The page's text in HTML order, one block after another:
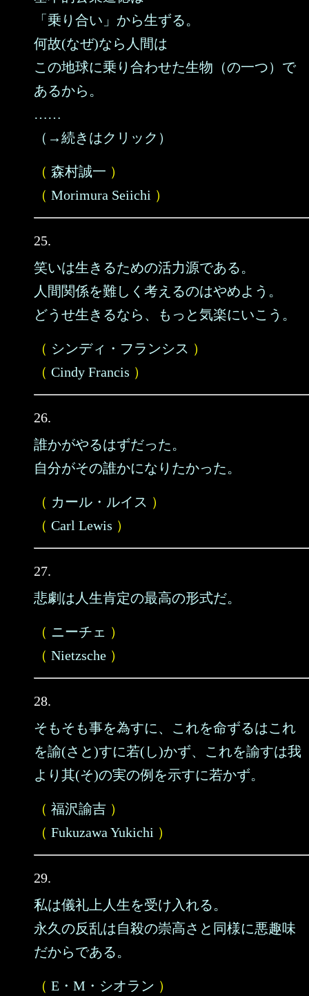
「乗り合い」から生ずる。
何故(なぜ)なら人間は
この地球に乗り合わせた生物（の一つ）で
あるから。
……
（→続きはクリック）
（ 森村誠一 ）
（ Morimura Seiichi ）
25.
笑いは生きるための活力源である。
人間関係を難しく考えるのはやめよう。
どうせ生きるなら、もっと気楽にいこう。
（ シンディ・フランシス ）
（ Cindy Francis ）
26.
誰かがやるはずだった。
自分がその誰かになりたかった。
（ カール・ルイス ）
（ Carl Lewis ）
27.
悲劇は人生肯定の最高の形式だ。
（ ニーチェ ）
（ Nietzsche ）
28.
そもそも事を為すに、これを命ずるはこれ
を諭(さと)すに若(し)かず、これを諭すは我
より其(そ)の実の例を示すに若かず。
（ 福沢諭吉 ）
（ Fukuzawa Yukichi ）
29.
私は儀礼上人生を受け入れる。
永久の反乱は自殺の崇高さと同様に悪趣味
だからである。
（ E・M・シオラン ）